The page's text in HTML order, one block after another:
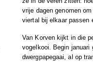
vrije dagen genomen
viertal bij elkaar passen
Van Korven kijkt in die
vogelkooi. Begin januari
dwergpapegaai, al op